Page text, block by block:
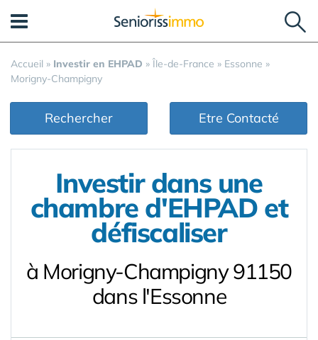
Accueil » Investir en EHPAD » Île-de-France » Essonne »
Morigny-Champigny
Rechercher Etre Contacté
Investir dans une
chambre d'EHPAD et
défiscaliser
à Morigny-Champigny 91150
dans l'Essonne